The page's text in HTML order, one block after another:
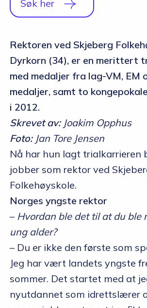
Søk her
Rektoren ved Skjeberg
Dyrkorn (34), er en merittert
med medaljer fra lag-VM, EM
medaljer, samt to
i 2012.
Skrevet av:Joakim Opphus
Foto:Jan Tore Jensen
Nå har hun lagt trialkarrieren
jobber som rektor ved
Folkehøyskole.
Norges yngste rektor
– Hvordan ble det til at du ble
ung alder?
– Du er ikke den første som
Jeg har vært landets yngste
sommer. Det startet med at
nyutdannet som idrettslærer